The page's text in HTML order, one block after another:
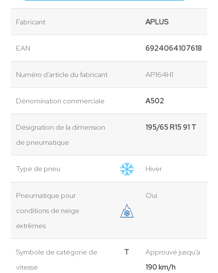
Fabricant APLUS
EAN 6924064107618
Numéro d'article du fabricant AP164H1
Dénomination commerciale A502
Désignation de la dimension
de pneumatique
195/65 R15 91 T
Type de pneu Hiver
Pneumatique pour
conditions de neige
extrêmes
Oui
Symbole de catégorie de
vitesse
T
Approuvé jusqu'à
190 km/h